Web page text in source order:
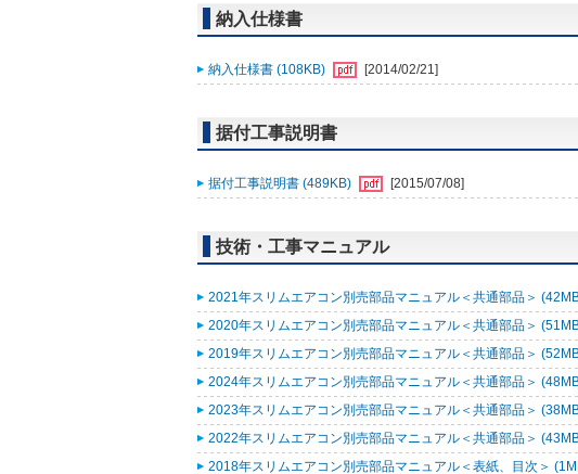
納入仕様書
納入仕様書 (108KB) [2014/02/21]
据付工事説明書
据付工事説明書 (489KB) [2015/07/08]
技術・工事マニュアル
2021年スリムエアコン別売部品マニュアル＜共通部品＞
2020年スリムエアコン別売部品マニュアル＜共通部品＞
2019年スリムエアコン別売部品マニュアル＜共通部品＞
2024年スリムエアコン別売部品マニュアル＜共通部品＞
2023年スリムエアコン別売部品マニュアル＜共通部品＞
2022年スリムエアコン別売部品マニュアル＜共通部品＞
2018年スリムエアコン別売部品マニュアル＜表紙、目次＞